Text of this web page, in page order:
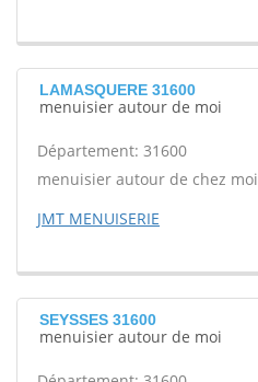
LAMASQUERE 31600
menuisier autour de moi
Département: 31600
menuisier autour de chez moi
JMT MENUISERIE
SEYSSES 31600
menuisier autour de moi